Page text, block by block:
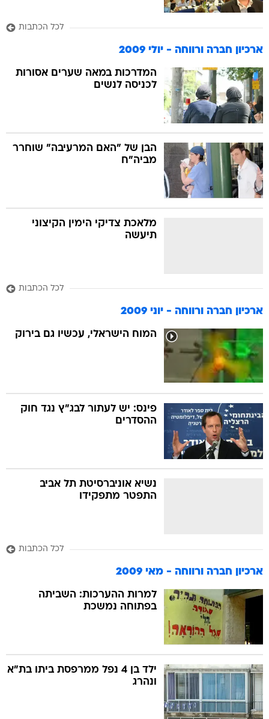
לכל הכתבות
ארכיון חברה ורווחה - יולי 2009
המדרכות במאה שערים אסורות
לכניסה לנשים
הבן של "האם המרעיבה" שוחרר
מביה"ח
מלאכת צדיקי הימין הקיצוני
תיעשה
לכל הכתבות
ארכיון חברה ורווחה - יוני 2009
המוח הישראלי, עכשיו גם בירוק
פינס: יש לעתור לבג"ץ נגד חוק
ההסדרים
נשיא אוניברסיטת תל אביב
התפטר מתפקידו
לכל הכתבות
ארכיון חברה ורווחה - מאי 2009
למרות ההערכות: השביתה
בפתוחה נמשכת
ילד בן 4 נפל ממרפסת ביתו בת"א
ונהרג